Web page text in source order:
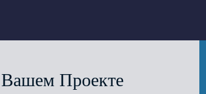
Проекте